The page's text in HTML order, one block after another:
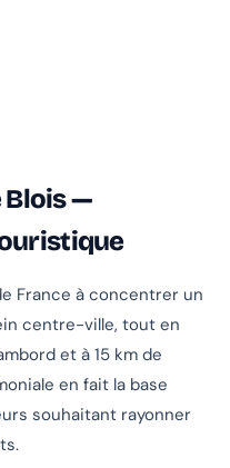
Blois —
France à concentrer un
centre-ville, tout en
et à 15 km de
en fait la base
souhaitant rayonner